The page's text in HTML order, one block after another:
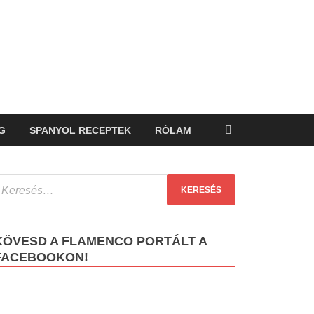
SPANYOL RECEPTEK RÓLAM
A FLAMENCO PORTÁLT A